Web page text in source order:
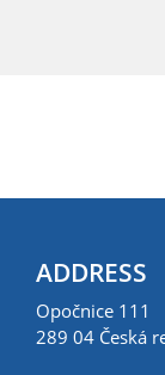
ADDRESS
Opočnice 111
289 04 Česká